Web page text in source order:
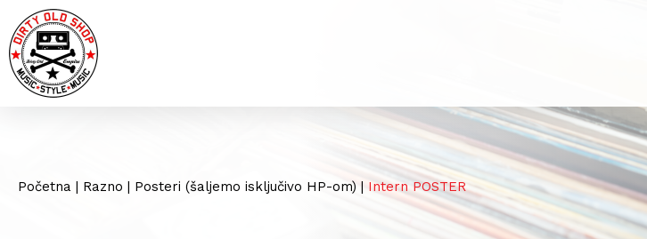
Početna | Razno | Posteri (šaljemo isključivo HP-om) | Intern POSTER